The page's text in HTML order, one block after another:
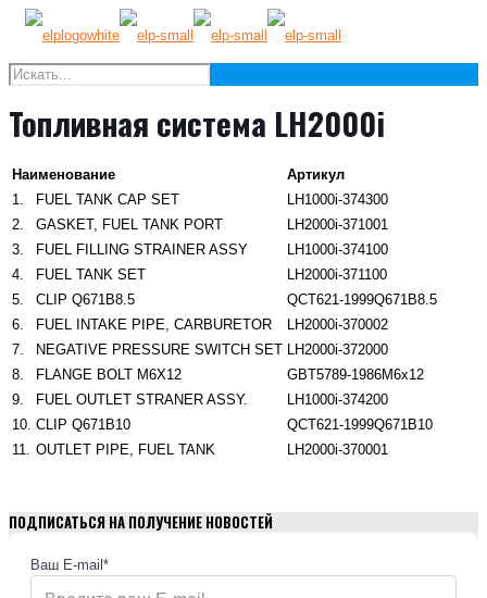
Топливная система LH2000i
Наименование
Артикул
1.
FUEL TANK CAP SET
LH1000i-374300
2.
GASKET, FUEL TANK PORT
LH2000i-371001
3.
FUEL FILLING STRAINER ASSY
LH1000i-374100
4.
FUEL TANK SET
LH2000i-371100
5.
CLIP Q671B8.5
QCT621-1999Q671B8.5
6.
FUEL INTAKE PIPE, CARBURETOR
LH2000i-370002
7.
NEGATIVE PRESSURE SWITCH SET
LH2000i-372000
8.
FLANGE BOLT M6X12
GBT5789-1986M6x12
9.
FUEL OUTLET STRANER ASSY.
LH1000i-374200
10. CLIP Q671B10
QCT621-1999Q671B10
11.
OUTLET PIPE, FUEL TANK LH2000i-370001
ПОДПИСАТЬСЯ НА ПОЛУЧЕНИЕ НОВОСТЕЙ
Ваш E-mail*